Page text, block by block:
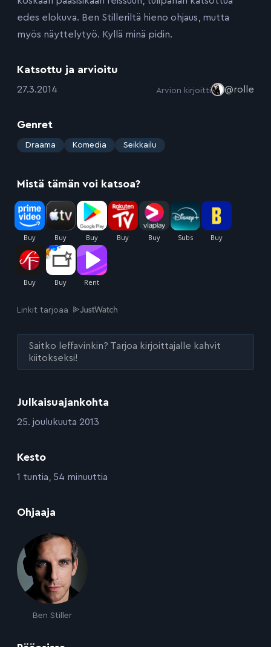
Julkaisuajankohta
:25. joulukuuta 2013
Kesto
:1 tuntia, 54 minuuttia
Ohjaaja
Ben Stiller
edes elokuva. Ben Stilleriltä hieno ohjaus, mutta
myös näyttelytyö. Kyllä minä pidin.
Katsottu ja arvioitu
:27.3.2014 Arvion kirjoitti @rolle
Genret
: Draama Komedia Seikkailu
Mistä tämän voi katsoa?
Linkit tarjoaa
Saitko leffavinkin? Tarjoa kirjoittajalle kahvit
kiitokseksi!